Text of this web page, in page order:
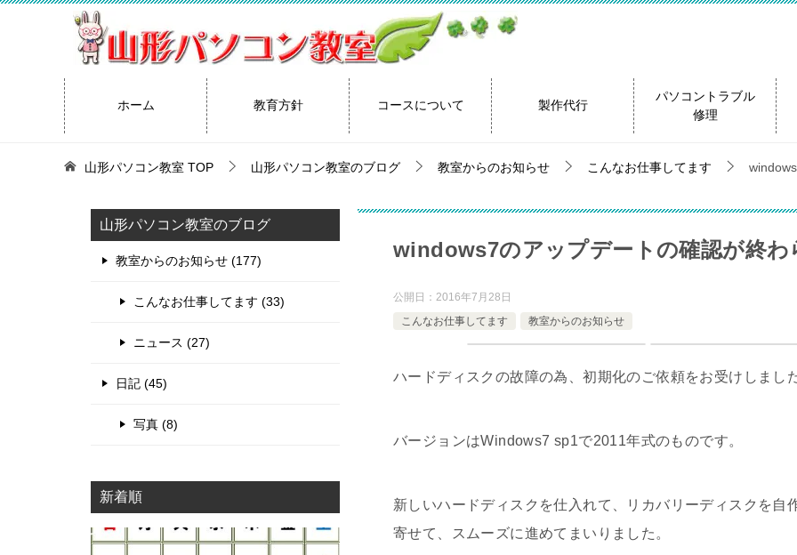
ホーム 教育方針 コースについて 製作代行
パソコントラブル
修理
山形パソコン教室 TOP 山形パソコン教室のブログ 教室からのお知らせ こんなお仕事してます
windows7のアップデートの確認が終わ
公開日： 2016年7月28日
こんなお仕事してます
教室からのお知らせ
ハードディスクの故障の為、初期化のご依頼をお受けしまし
バージョンはWindows7 sp1で2011年式のものです。
新しいハードディスクを仕入れて、リカバリーディスクを自
寄せて、スムーズに進めてまいりました。
山形パソコン教室のブログ
教室からのお知らせ (177)
こんなお仕事してます (33)
ニュース (27)
日記 (45)
写真 (8)
新着順